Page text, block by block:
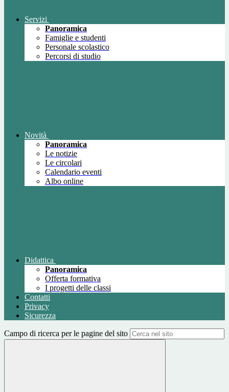
Servizi
Panoramica
Famiglie e studenti
Personale scolastico
Percorsi di studio
Novità
Panoramica
Le notizie
Le circolari
Calendario eventi
Albo online
Didattica
Panoramica
Offerta formativa
I progetti delle classi
Contatti
Privacy
Sicurezza
Campo di ricerca per le pagine del sito